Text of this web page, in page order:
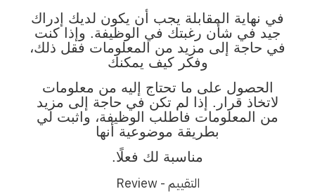
في نهاية المقابلة يجب أن يكون لديك إدراك
جيد في شأن رغبتك في الوظيفة. وإذا كنت
في حاجة إلى مزيد من المعلومات فقل ذلك،
وفكر كيف يمكنك
الحصول على ما تحتاج إليه من معلومات
لاتخاذ قرار. إذا لم تكن في حاجة إلى مزيد
من المعلومات فاطلب الوظيفة، واثبت لي
بطريقة موضوعية أنها
مناسبة لك فعلًا.
التقييم - Review